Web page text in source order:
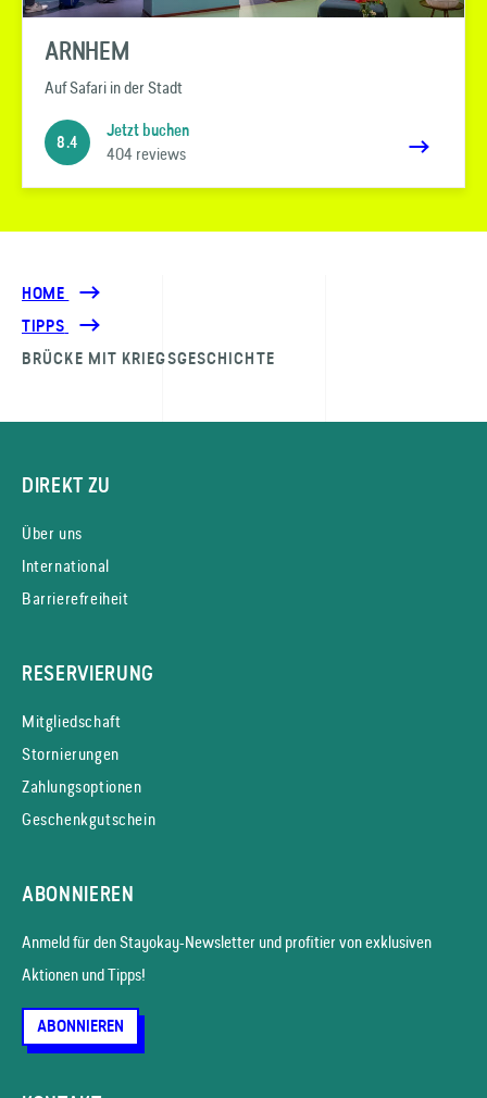
ARNHEM
Auf Safari in der Stadt
8.4
Jetzt buchen
404 reviews
HOME
TIPPS
BRÜCKE MIT KRIEGSGESCHICHTE
DIREKT ZU
Über uns
International
Barrierefreiheit
RESERVIERUNG
Mitgliedschaft
Stornierungen
Zahlungsoptionen
Geschenkgutschein
ABONNIEREN
Anmeld für den Stayokay-News­letter und profitier von exklusiven
Aktionen und Tipps!
ABONNIEREN